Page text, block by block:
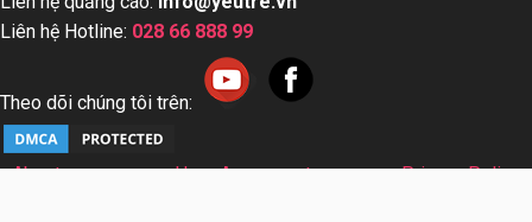
Địa chỉ:369 đường Phan Đình Phùng, Phường 15, Quận Phú
Nhuận, Thành phố Hồ Chí Minh
Nguyễn Hoàng Phượng Linh
Giấy phép:Giấy phép thiết lập mạng xã hội trên mạng số
555/GP-BTTTT,HN ngày 19/10/2015.
Liên hệ quảng cáo:info@yeutre.vn